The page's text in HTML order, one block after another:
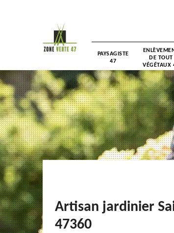
PAYSAGISTE
47
DE TOUT
VÉGÉTAUX
Artisan jardinier
47360